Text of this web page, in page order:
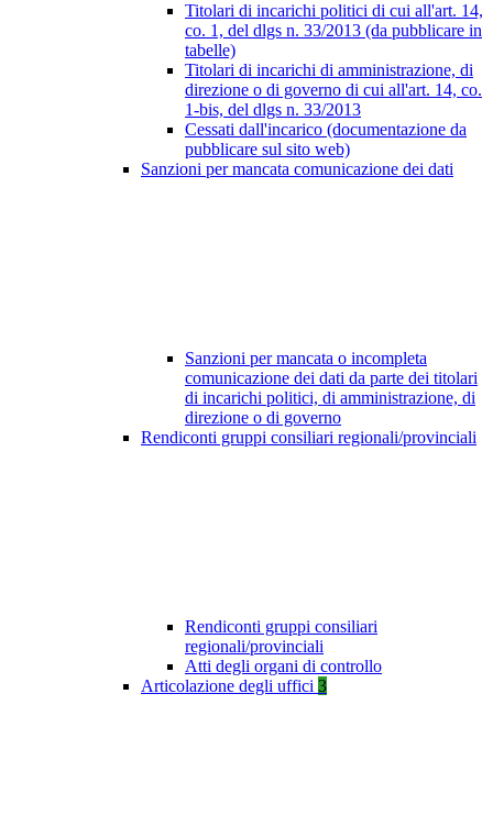
Titolari di incarichi politici di cui all'art. 14,
co. 1, del dlgs n. 33/2013 (da pubblicare in
tabelle)
Titolari di incarichi di amministrazione, di
direzione o di governo di cui all'art. 14, co.
1-bis, del dlgs n. 33/2013
Cessati dall'incarico (documentazione da
pubblicare sul sito web)
Sanzioni per mancata comunicazione dei dati
Sanzioni per mancata o incompleta
comunicazione dei dati da parte dei titolari
di incarichi politici, di amministrazione, di
direzione o di governo
Rendiconti gruppi consiliari regionali/provinciali
Rendiconti gruppi consiliari
regionali/provinciali
Atti degli organi di controllo
Articolazione degli uffici 3